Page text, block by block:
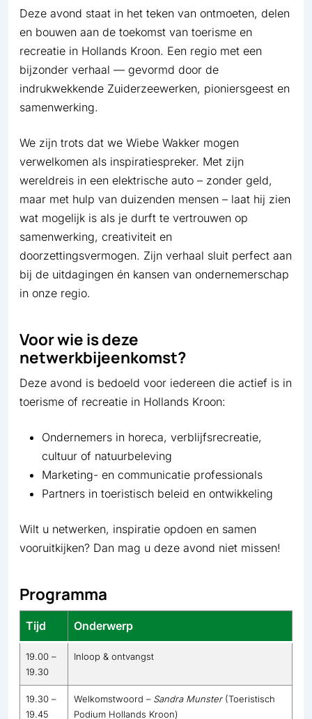
Deze avond staat in het teken van ontmoeten, delen
en bouwen aan de toekomst van toerisme en
recreatie in Hollands Kroon. Een regio met een
bijzonder verhaal — gevormd door de
indrukwekkende Zuiderzeewerken, pioniersgeest en
samenwerking.
We zijn trots dat we Wiebe Wakker mogen
verwelkomen als inspiratiespreker. Met zijn
wereldreis in een elektrische auto – zonder geld,
maar met hulp van duizenden mensen – laat hij zien
wat mogelijk is als je durft te vertrouwen op
samenwerking, creativiteit en
doorzettingsvermogen. Zijn verhaal sluit perfect aan
bij de uitdagingen én kansen van ondernemerschap
in onze regio.
Voor wie is deze
netwerkbijeenkomst?
Deze avond is bedoeld voor iedereen die actief is in
toerisme of recreatie in Hollands Kroon:
Ondernemers in horeca, verblijfsrecreatie,
cultuur of natuurbeleving
Marketing- en communicatie professionals
Partners in toeristisch beleid en ontwikkeling
Wilt u netwerken, inspiratie opdoen en samen
vooruitkijken? Dan mag u deze avond niet missen!
Programma
Tijd Onderwerp
19.00 –
19.30
Inloop & ontvangst
19.30 –
19.45
Welkomstwoord – Sandra Munster(Toeristisch
Podium Hollands Kroon)